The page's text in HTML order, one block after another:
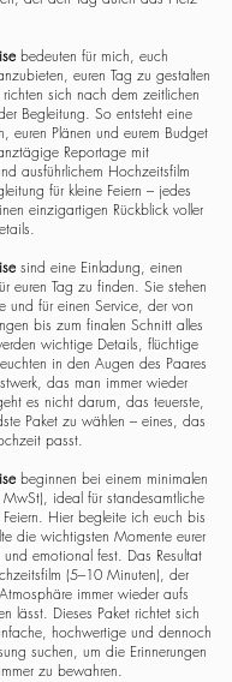
bedeuten für mich, euch
euren Tag zu gestalten
sich nach dem zeitlichen
Begleitung. So entsteht eine
euren Plänen und eurem Budget
Reportage mit
ausführlichem Hochzeitsfilm
für kleine Feiern – jedes
einzigartigen Rückblick voller
sind eine Einladung, einen
euren Tag zu finden. Sie stehen
und für einen Service, der von
bis zum finalen Schnitt alles
wichtige Details, flüchtige
in den Augen des Paares
das man immer wieder
es nicht darum, das teuerste,
Paket zu wählen – eines, das
passt.
beginnen bei einem minimalen
ideal für standesamtliche
Feiern. Hier begleite ich euch bis
die wichtigsten Momente eurer
emotional fest. Das Resultat
(5–10 Minuten), der
immer wieder aufs
lässt. Dieses Paket richtet sich
hochwertige und dennoch
suchen, um die Erinnerungen
zu bewahren.